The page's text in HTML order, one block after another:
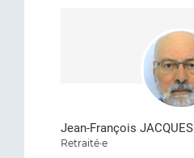
Jean-François JACQUES
Retraité·e